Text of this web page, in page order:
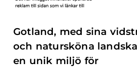
Gotland, med sina
och natursköna
en unik miljö för